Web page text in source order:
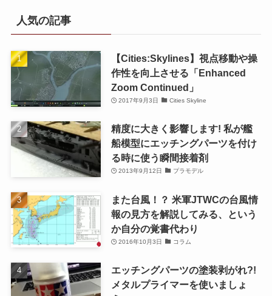
人気の記事
【Cities:Skylines】視点移動や操
作性を向上させる「Enhanced
Zoom Continued」
2017年9月3日 Cities Skyline
精度に大きく影響します! 私が艦
船模型にエッチングパーツを付け
る時に使う瞬間接着剤
2013年9月12日 プラモデル
また台風！？ 米軍JTWCの台風情
報の見方を解説してみる、という
か自分の覚書代わり
2016年10月3日 コラム
エッチングパーツの塗装剥がれ?!
メタルプライマーを使いましょ